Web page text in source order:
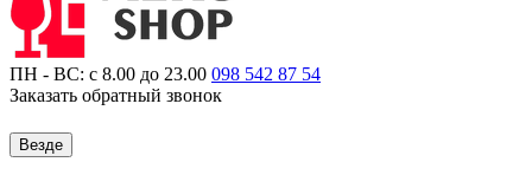
ПН - ВС: с 8.00 до 23.00 098 542 87 54
Заказать обратный звонок
Везде